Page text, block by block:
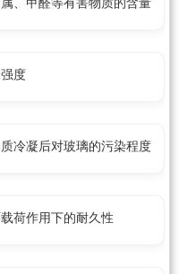
、甲醛等有害物质的含量
度
冷凝后对玻璃的污染程度
荷作用下的耐久性